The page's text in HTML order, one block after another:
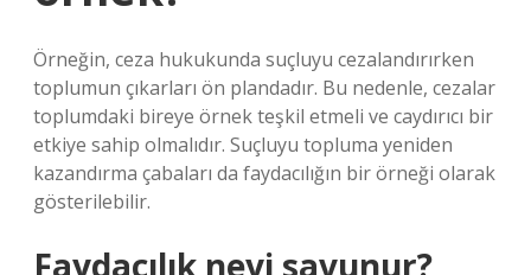
Örneğin, ceza hukukunda suçluyu cezalandırırken
toplumun çıkarları ön plandadır. Bu nedenle, cezalar
toplumdaki bireye örnek teşkil etmeli ve caydırıcı bir
etkiye sahip olmalıdır. Suçluyu topluma yeniden
kazandırma çabaları da faydacılığın bir örneği olarak
gösterilebilir.
Faydacılık neyi savunur?